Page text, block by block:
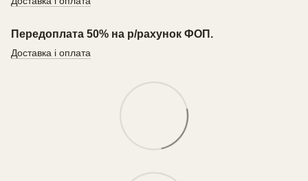
Передоплата 50% на р/рахунок ФОП.
Доставка і оплата